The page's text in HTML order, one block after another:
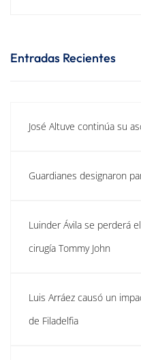
Entradas Recientes
José Altuve continúa su
Guardianes designaron
Luinder Ávila se perderá
cirugía Tommy John
Luis Arráez causó un
de Filadelfia